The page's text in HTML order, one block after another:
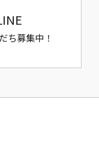
ち募集中！